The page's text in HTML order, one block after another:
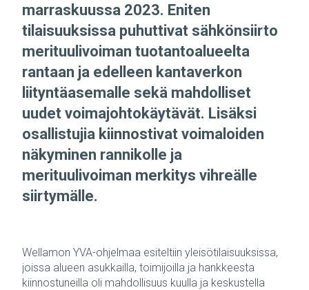
marraskuussa 2023. Eniten
tilaisuuksissa puhuttivat sähkönsiirto
merituulivoiman tuotantoalueelta
rantaan ja edelleen kantaverkon
liityntäasemalle sekä mahdolliset
uudet voimajohtokäytävät. Lisäksi
osallistujia kiinnostivat voimaloiden
näkyminen rannikolle ja
merituulivoiman merkitys vihreälle
siirtymälle.
Wellamon YVA-ohjelmaa esiteltiin yleisötilaisuuksissa,
joissa alueen asukkailla, toimijoilla ja hankkeesta
kiinnostuneilla oli mahdollisuus kuulla ja keskustella